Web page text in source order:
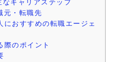
なキャリアステップ
元・転職先
におすすめの転職エージェ
際のポイント